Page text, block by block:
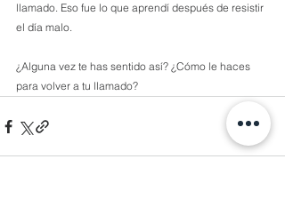
llamado. Eso fue lo que aprendí después de resistir
el día malo.
¿Alguna vez te has sentido así? ¿Cómo le haces
para volver a tu llamado?